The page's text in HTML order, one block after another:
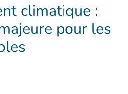
climatique :
pour les